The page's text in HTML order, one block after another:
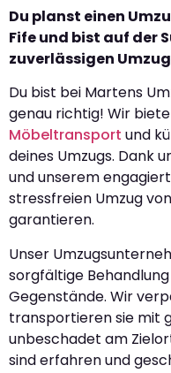
Du planst einen
Fife und bist auf der
zuverlässigen
Du bist bei Martens
genau richtig! Wir
Möbeltransport und
deines Umzugs. Dank
und unserem
stressfreien Umzug
garantieren.
Unser
sorgfältige
Gegenstände. Wir
transportieren sie mit
unbeschadet am
sind erfahren und